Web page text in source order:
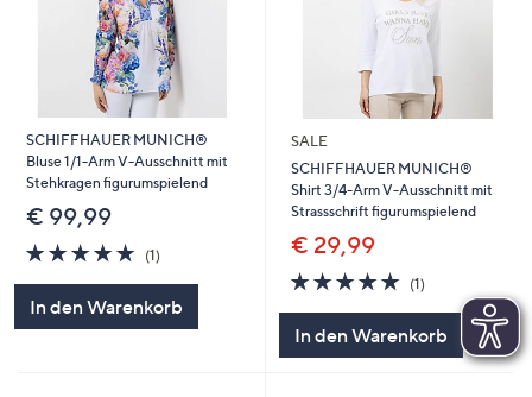
SCHIFFHAUER MUNICH®
Bluse 1/1-Arm V-Ausschnitt mit
Stehkragen figurumspielend
€ 99,99
5.0
von
(1)1
In den Warenkorb
SALE
SCHIFFHAUER MUNICH®
Shirt 3/4-Arm V-Ausschnitt mit
Strassschrift figurumspielend
€ 29,99
5.0
von
(1)
Bewertungen
In den Warenkorb